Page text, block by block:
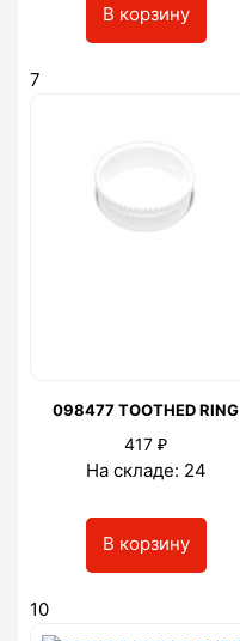
В корзину
7
098477 TOOTHED RING
417 ₽
На складе: 24
В корзину
10